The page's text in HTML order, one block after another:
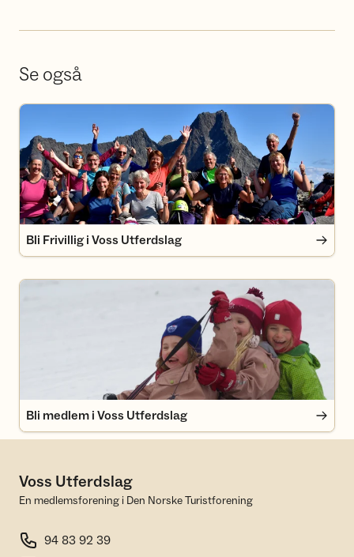
Se også
Bli Frivillig i Voss Utferdslag
Bli Frivillig i Voss Utferdslag
Bli medlem i Voss Utferdslag
Bli medlem i Voss Utferdslag
Voss Utferdslag
En medlemsforening i Den Norske Turistforening
94 83 92 39